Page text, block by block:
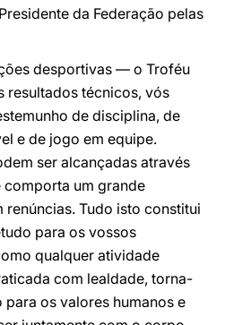
da Federação pelas
desportivas — o Troféu
resultados técnicos, vós
de disciplina, de
e de jogo em equipe.
ser alcançadas através
um grande
Tudo isto constitui
para os vossos
qualquer atividade
com lealdade, torna-
os valores humanos e